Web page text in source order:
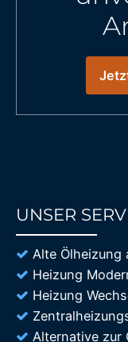
UNSER
Alte Ölheizung
Heizung
Heizung
Alternative zur